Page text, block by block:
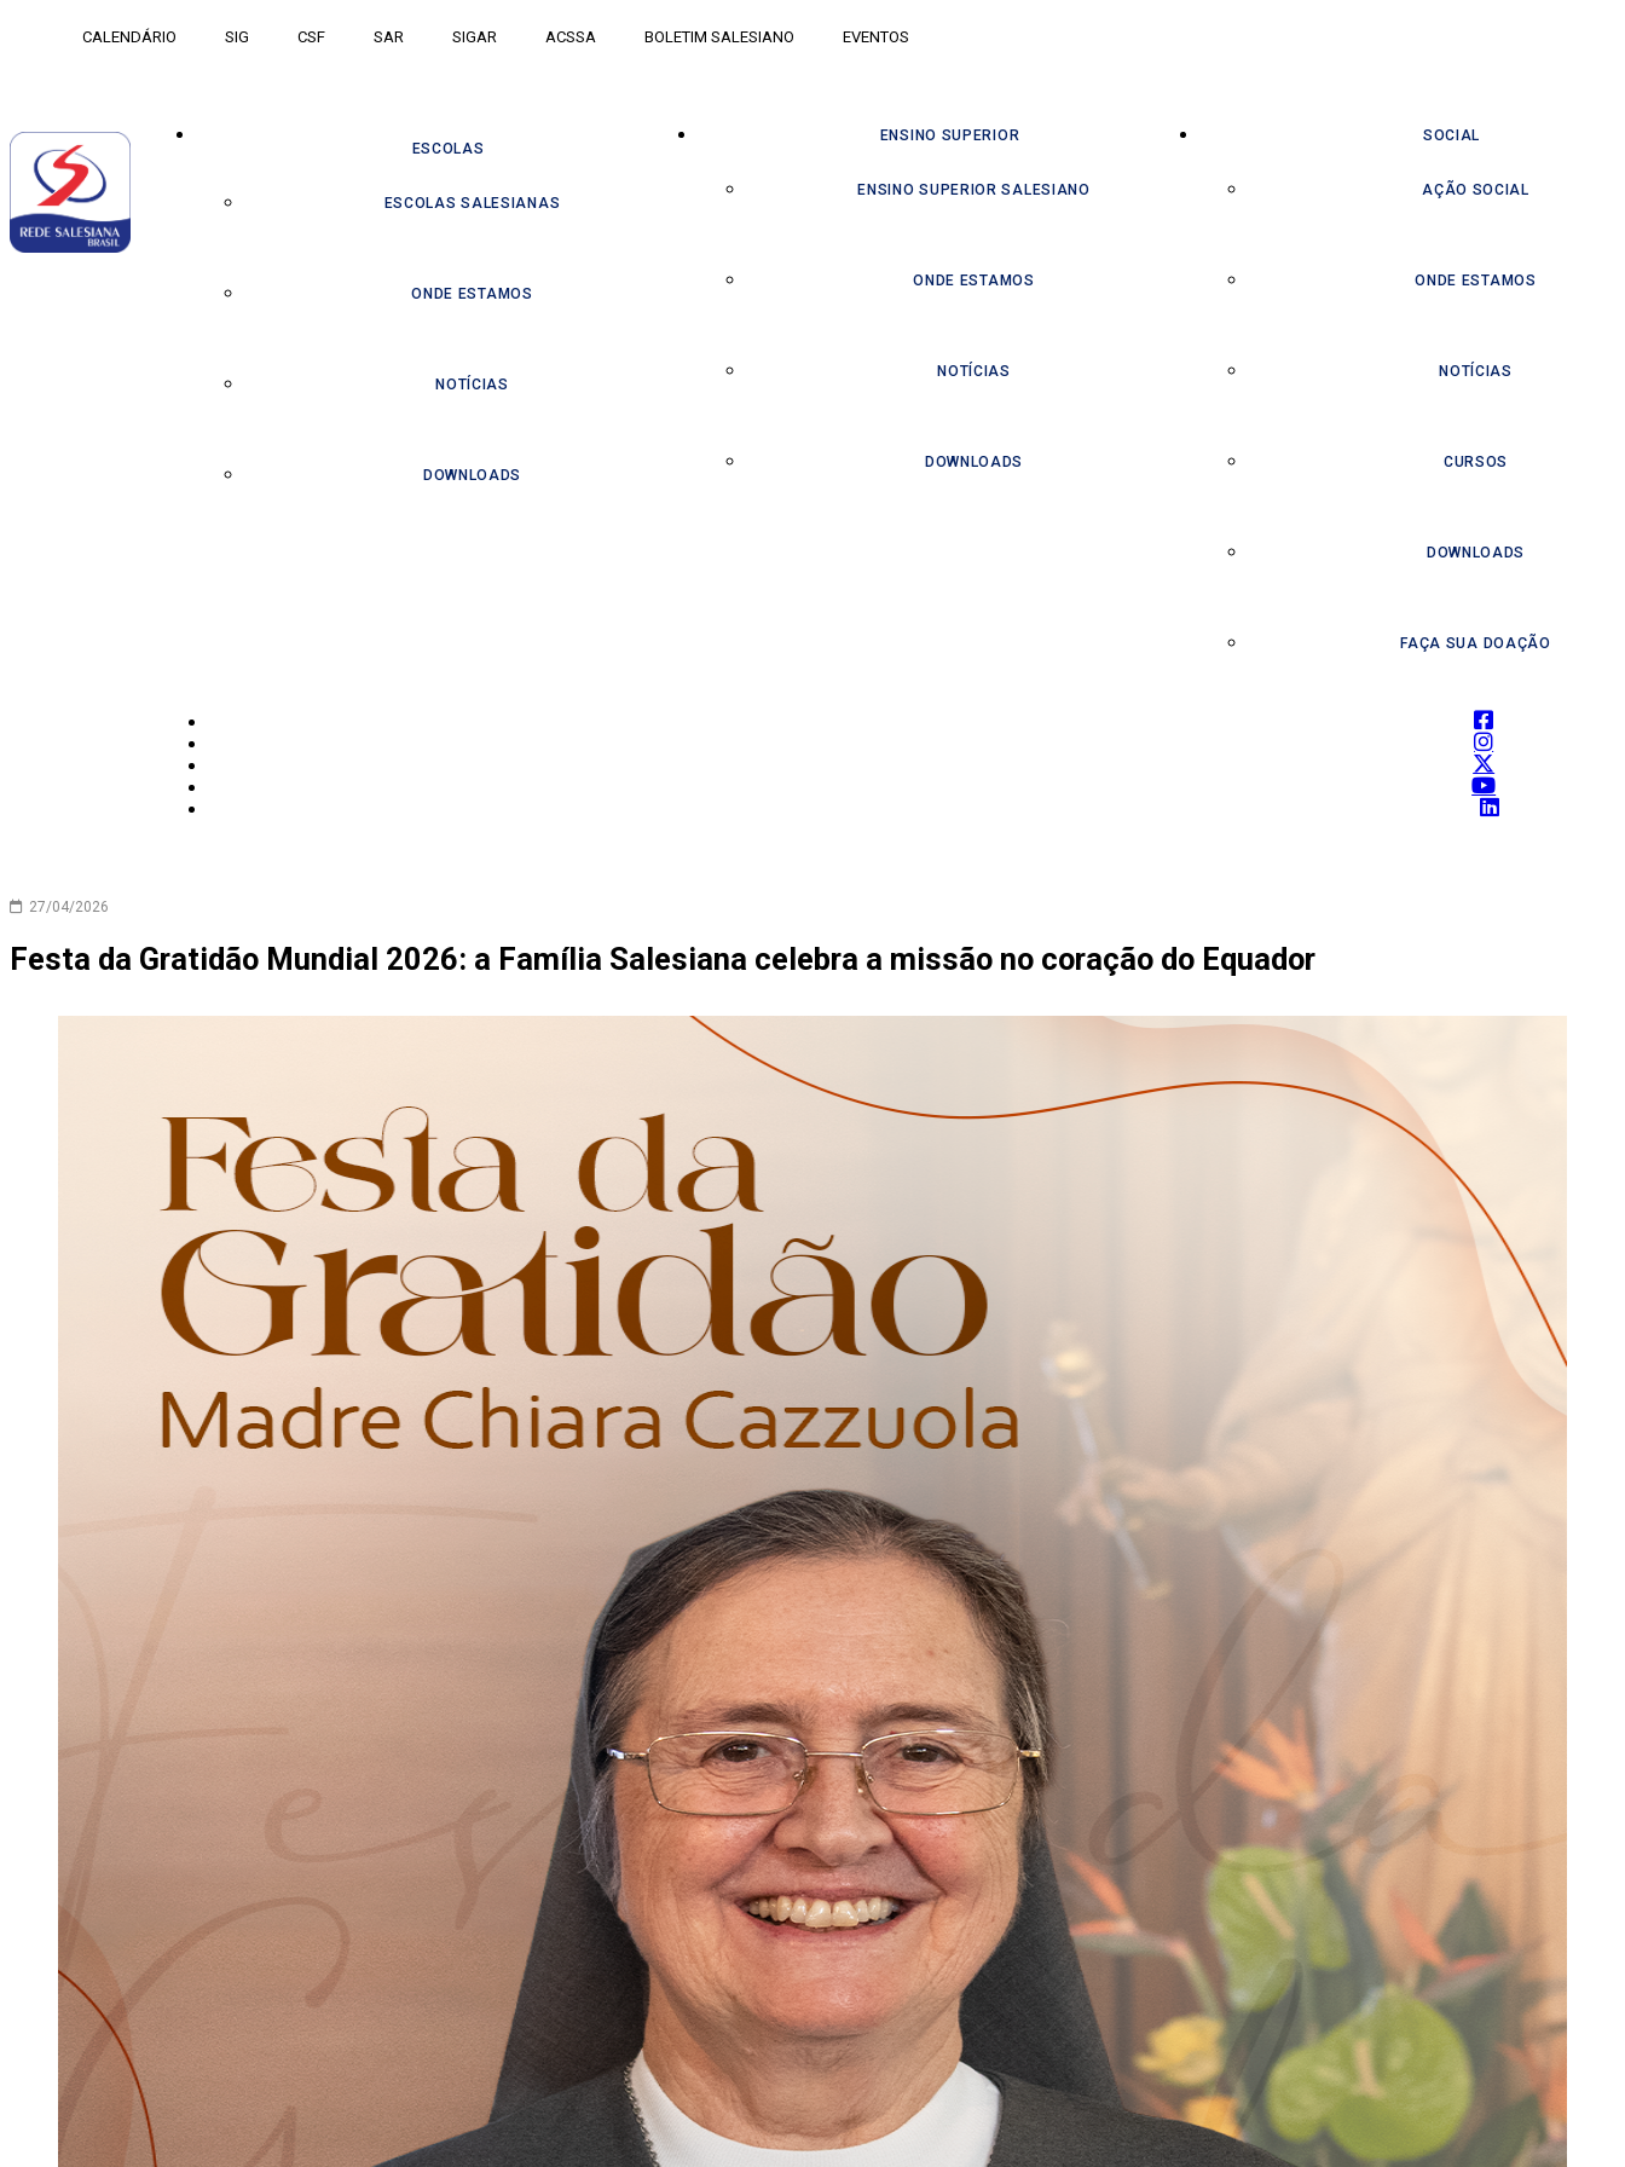
CALENDÁRIO SIG CSF SAR SIGAR ACSSA BOLETIM SALESIANO EVENTOS
ESCOLAS
ESCOLAS SALESIANAS
ONDE ESTAMOS
NOTÍCIAS
DOWNLOADS
ENSINO SUPERIOR
ENSINO SUPERIOR SALESIANO
ONDE ESTAMOS
NOTÍCIAS
DOWNLOADS
SOCIAL
AÇÃO SOCIAL
ONDE ESTAMOS
NOTÍCIAS
CURSOS
DOWNLOADS
FAÇA SUA DOAÇÃO
27/04/2026
Festa da Gratidão Mundial 2026: a Família Salesiana celebra a missão no coração do Equador